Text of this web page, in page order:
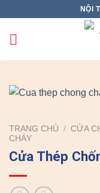
content
NỘI
TRANG CHỦ / CỬA
CHÁY
Cửa Thép